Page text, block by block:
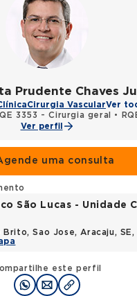
Prudente Chaves
Cirurgia VascularVer
3353 - Cirurgia geral •
RQE
Ver perfil
uma consulta
este perfil
São Lucas - Unidade
Brito, Sao Jose, Aracaju, SE,